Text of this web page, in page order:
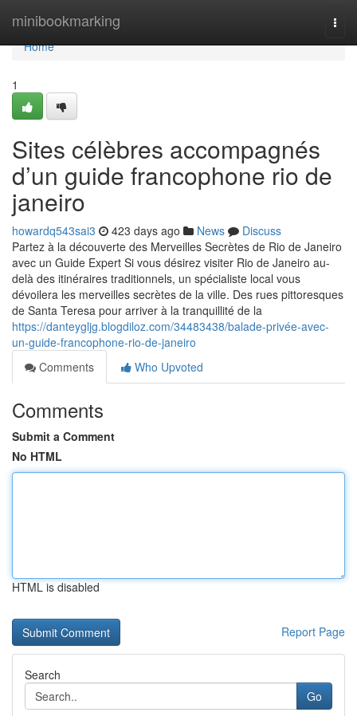
minibookmarking
Home
Home
1
Sites célèbres accompagnés
d’un guide francophone rio de
janeiro
howardq543sai3 423 days ago News
Discuss
Partez à la découverte des Merveilles Secrètes de Rio de Janeiro
avec un Guide Expert Si vous désirez visiter Rio de Janeiro au-
delà des itinéraires traditionnels, un spécialiste local vous
dévoilera les merveilles secrètes de la ville. Des rues pittoresques
de Santa Teresa pour arriver à la tranquillité de la
https://danteygljg.blogdiloz.com/34483438/balade-privée-avec-
un-guide-francophone-rio-de-janeiro
Comments
Who Upvoted
Comments
Submit a Comment
No HTML
HTML is disabled
Report Page
Search
Go